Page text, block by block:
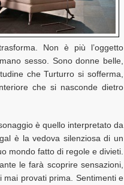
Non è più l’oggetto
sesso. Sono donne belle,
che Turturro si sofferma,
che si nasconde dietro
è quello interpretato da
è la vedova silenziosa di un
mondo fatto di regole e divieti.
le farà scoprire sensazioni,
mai provati prima. Sentimenti e